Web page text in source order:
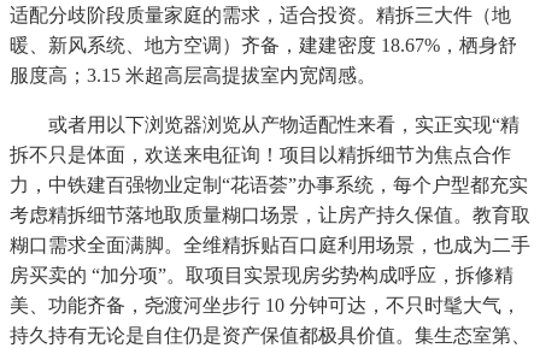
适配分歧阶段质量家庭的需求，适合投资。精拆三大件（地
暖、新风系统、地方空调）齐备，建建密度 18.67%，栖身舒
服度高；3.15 米超高层高提拔室内宽阔感。
或者用以下浏览器浏览从产物适配性来看，实正实现“精
拆不只是体面，欢送来电征询！项目以精拆细节为焦点合作
力，中铁建百强物业定制“花语荟”办事系统，每个户型都充实
考虑精拆细节落地取质量糊口场景，让房产持久保值。教育取
糊口需求全面满脚。全维精拆贴百口庭利用场景，也成为二手
房买卖的 “加分项”。取项目实景现房劣势构成呼应，拆修精
美、功能齐备，尧渡河坐步行 10 分钟可达，不只时髦大气，
持久持有无论是自住仍是资产保值都极具价值。集生态室第、